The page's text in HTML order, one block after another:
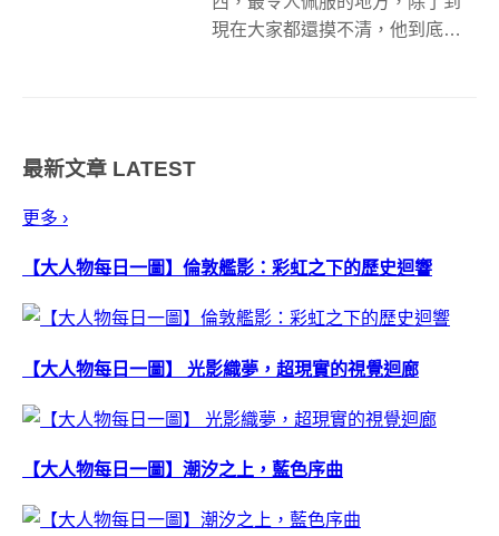
現在大家都還摸不清，他到底在
最新文章 LATEST
更多 ›
【大人物每日一圖】倫敦艦影：彩虹之下的歷史迴響
【大人物每日一圖】 光影織夢，超現實的視覺迴廊
【大人物每日一圖】潮汐之上，藍色序曲